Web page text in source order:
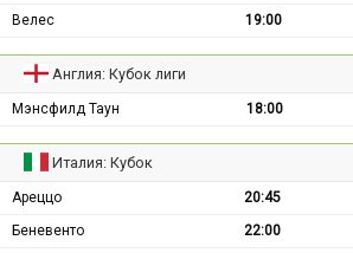
Велес
19:00
Англия: Кубок лиги
Мэнсфилд Таун 18:00
Италия: Кубок
Ареццо 20:45
Беневенто
22:00